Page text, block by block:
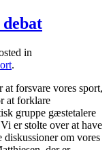
in
.
forsvare vores sport,
at forklare
gruppe gæstetalere
er stolte over at have
diskussioner om vores